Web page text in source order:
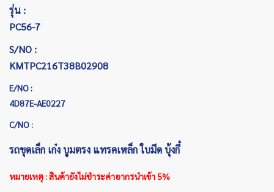
รุ่น :
PC56-7
S/NO :
KMTPC216T38B02908
E/NO :
4D87E-AE0227
C/NO :
รถขุดเล็ก เก๋ง บูมตรง แทรคเหล็ก ใบมีด บุ้งกี๋
หมายเหตุ : สินค้ายังไม่ชำระค่าอากรนำเข้า 5%